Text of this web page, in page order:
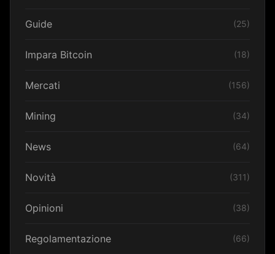
Guide (25)
Impara Bitcoin (18)
Mercati (156)
Mining (34)
News (64)
Novità (311)
Opinioni (38)
Regolamentazione (66)